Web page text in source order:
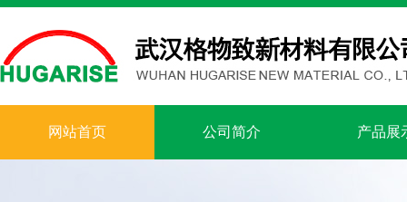
网站首页 公司简介 产品展